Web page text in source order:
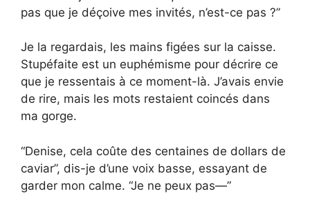
pas que je déçoive mes invités, n’est-ce pas ?”
Je la regardais, les mains figées sur la caisse.
Stupéfaite est un euphémisme pour décrire ce
que je ressentais à ce moment-là. J’avais envie
de rire, mais les mots restaient coincés dans
ma gorge.
“Denise, cela coûte des centaines de dollars de
caviar”, dis-je d’une voix basse, essayant de
garder mon calme. “Je ne peux pas—”